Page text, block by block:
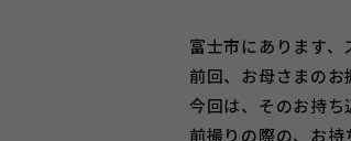
富士市にあります、
前回、お母さまのお
今回は、そのお持
前撮りの際の、お